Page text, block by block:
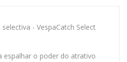
- VespaCatch Select
espalhar o poder do atrativo